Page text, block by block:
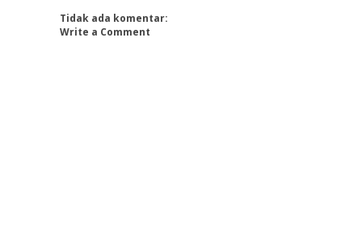
Tidak ada komentar:
Write a Comment